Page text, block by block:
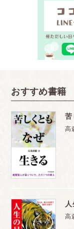
おすすめ書籍
苦
高
高